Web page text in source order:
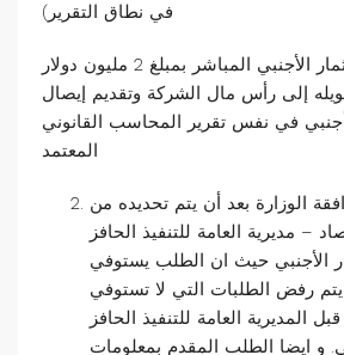
في نطاق التقرير)
ه. إثبات أن الاستثمار الأجنبي المباشر بمبلغ 2 مليون دولار
إلى رأس مال الشركة وتقديم إيصال
في نفس تقرير المحاسب القانوني
المعتمد
الوزارة بعد أن يتم تحديده من
– مديرية العامة للتنفيذ الحافز
الأجنبي حيث ان الطلب يستوفي
يتم رفض الطلبات التي لا تستوفي
المديرية العامة للتنفيذ الحافز
و ايضا الطلب المقدم بمعلومات